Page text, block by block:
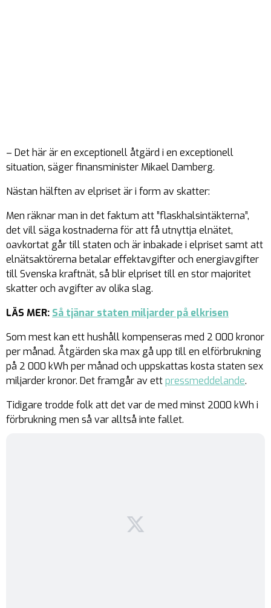
– Det här är en exceptionell åtgärd i en exceptionell
situation, säger finansminister Mikael Damberg.
Nästan hälften av elpriset är i form av skatter:
Men räknar man in det faktum att ”flaskhalsintäkterna”,
det vill säga kostnaderna för att få utnyttja elnätet,
oavkortat går till staten och är inbakade i elpriset samt att
elnätsaktörerna betalar effektavgifter och energiavgifter
till Svenska kraftnät, så blir elpriset till en stor majoritet
skatter och avgifter av olika slag.
LÄS MER: Så tjänar staten miljarder på elkrisen
Som mest kan ett hushåll kompenseras med 2 000 kronor
per månad. Åtgärden ska max gå upp till en elförbrukning
på 2 000 kWh per månad och uppskattas kosta staten sex
miljarder kronor. Det framgår av ettpressmeddelande.
Tidigare trodde folk att det var de med minst 2000 kWh i
förbrukning men så var alltså inte fallet.